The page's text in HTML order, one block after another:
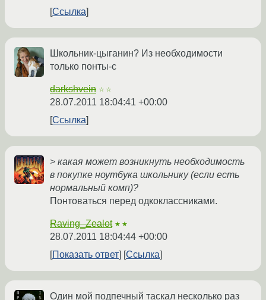
Ссылка
Школьник-цыганин? Из необходимости
только понты-с
darkshvein ☆☆
28.07.2011 18:04:41 +00:00
Ссылка
> какая может возникнуть необходимость
в покупке ноутбука школьнику (если есть
нормальный комп)?
Понтоваться перед одкоклассниками.
Raving_Zealot ★★
28.07.2011 18:04:44 +00:00
Показать ответ
Ссылка
Один мой подпечный таскал несколько раз